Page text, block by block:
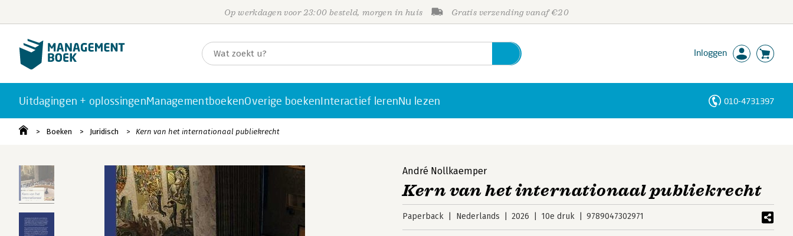
Op werkdagen voor 23:00 besteld, morgen in huis Gratis verzending vanaf €20
Inloggen
Uitdagingen + oplossingenManagementboekenOverige boekenInteractief lerenNu lezen 010-4731397
Boeken Juridisch Kern van het internationaal publiekrecht
André Nollkaemper
Kern van het internationaal publiekrecht
Paperback Nederlands 2026 10e druk 9789047302971
Personen